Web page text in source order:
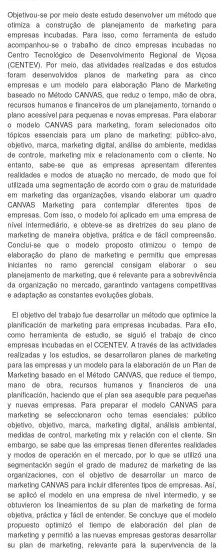
Objetivou-se por meio deste estudo desenvolver um método que
otimiza a construção de planejamento de marketing para
empresas incubadas. Para isso, como ferramenta de estudo
acompanhou-se o trabalho de cinco empresas incubadas no
Centro Tecnológico de Desenvolvimento Regional de Viçosa
(CENTEV). Por meio, das atividades realizadas e dos estudos
foram desenvolvidos planos de marketing para as cinco
empresas e um modelo para elaboração Plano de Marketing
baseado no Método CANVAS, que reduz o tempo, mão de obra,
recursos humanos e financeiros de um planejamento, tornando o
plano acessível para pequenas e novas empresas. Para elaborar
o modelo CANVAS para marketing, foram selecionados oito
tópicos essenciais para um plano de marketing: público-alvo,
objetivo, marca, marketing digital, análise do ambiente, medidas
de controle, marketing mix e relacionamento com o cliente. No
entanto, sabe-se que as empresas apresentam diferentes
realidades e modos de atuação no mercado, de modo que foi
utilizada uma segmentação de acordo com o grau de maturidade
em marketing das organizações, visando elaborar um quadro
CANVAS Marketing para contemplar diferentes tipos de
empresas. Com isso, o modelo foi aplicado em uma empresa de
nível intermediário, e obteve-se as diretrizes do seu plano de
marketing de maneira objetiva, prática e de fácil compreensão.
Conclui-se que o modelo proposto otimizou o tempo de
elaboração do plano de marketing e permitiu que empresas
iniciantes no ramo gerencial consigam elaborar o seu
planejamento de marketing, que é relevante para a sobrevivência
da organização no mercado, garantindo vantagens competitivas
e adaptação as constantes evoluções globais.
El objetivo del trabajo fue desarrollar un método que optimice la
planificación de marketing para empresas incubadas. Para ello,
como herramienta de estudio, se siguió el trabajo de cinco
empresas incubadas en el CCENTEV. A través de las actividades
realizadas y los estudios, se desarrollaron planes de marketing
para las empresas y un modelo para la elaboración de un Plan de
Marketing basado en el Método CANVAS, que reduce el tiempo,
mano de obra, recursos humanos y financieros de una
planificación, haciendo que el plan sea asequible para pequeñas
y nuevas empresas. Para preparar el modelo CANVAS para
marketing se seleccionaron ocho temas esenciales: público
objetivo, objetivo, marca, marketing digital, análisis ambiental,
medidas de control, marketing mix y relación con el cliente. Sin
embargo, se sabe que las empresas tienen diferentes realidades
y modos de operación en el mercado, por lo que se utilizó una
segmentación según el grado de madurez de marketing de las
organizaciones, con el objetivo de desarrollar un marco de
marketing CANVAS para incluir diferentes tipos de empresas. Así,
se aplicó el modelo en una empresa de nivel intermedio, y se
obtuvieron los lineamientos de su plan de marketing de forma
objetiva, práctica y fácil de entender. Se concluye que el modelo
propuesto optimizó el tiempo de elaboración del plan de
marketing y permitió a las nuevas empresas gestoras desarrollar
su plan de marketing, relevante para la supervivencia de la